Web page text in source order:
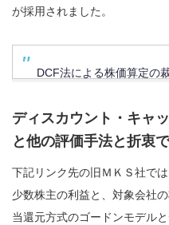
が採用されました。
DCF法による株価算定の
ディスカウント・キャ
と他の評価手法と折衷
下記リンク先の旧ＭＫＳ社で
少数株主の利益と、対象会社
当還元方式のゴードンモデル